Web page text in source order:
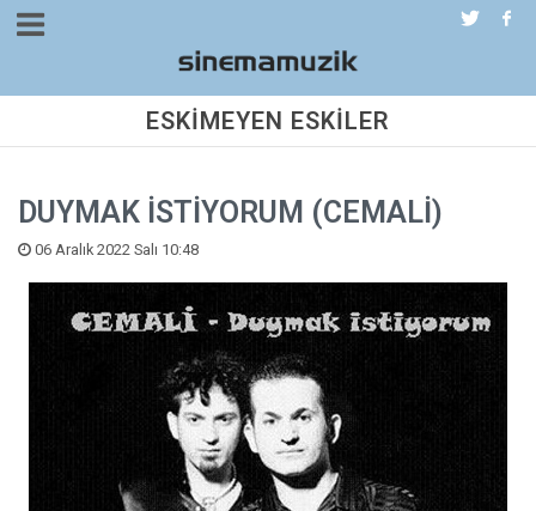
ESKİMEYEN ESKİLER
DUYMAK İSTİYORUM (CEMALİ)
06 Aralık 2022 Salı 10:48